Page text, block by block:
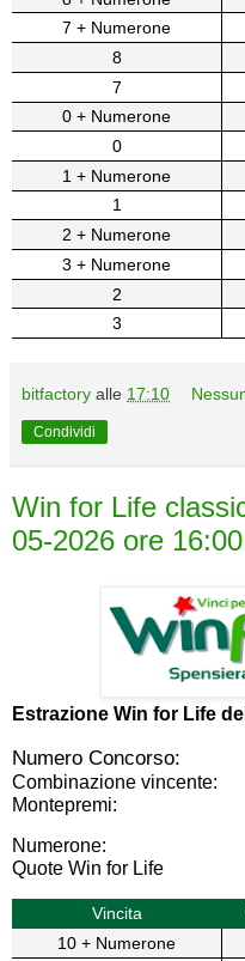
7 + Numerone
8
7
0 + Numerone
0
1 + Numerone
1
2 + Numerone
3 + Numerone
2
3
bitfactory alle 17:10
Condividi
Win for Life
05-2026 ore 16:00
Estrazione Win for Life del
Numero Concorso:
Combinazione vincente:
Montepremi:
Numerone:
Quote Win for Life
Vincita
10 + Numerone